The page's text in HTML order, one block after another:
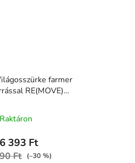
farmer
RE(MOVE)
Raktáron
393 Ft
Ft (–30 %)